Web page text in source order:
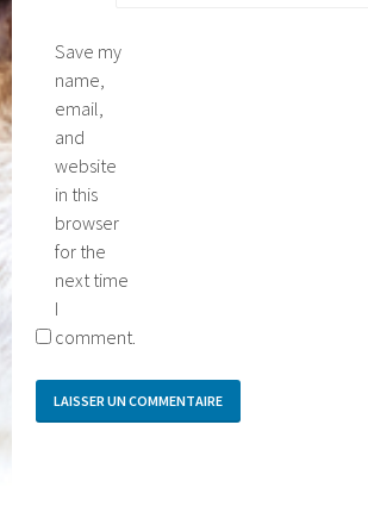
Save my
name,
email,
and
website
in this
browser
for the
next time
I
comment.